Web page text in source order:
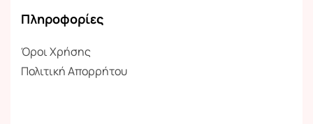
Πληροφορίες
Όροι Χρήσης
Πολιτική Απορρήτου